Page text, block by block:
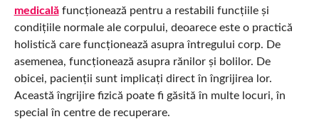
medicalăfuncționează pentru a restabili funcțiile și
condițiile normale ale corpului, deoarece este o practică
holistică care funcționează asupra întregului corp. De
asemenea, funcționează asupra rănilor și bolilor. De
obicei, pacienții sunt implicați direct în îngrijirea lor.
Această îngrijire fizică poate fi găsită în multe locuri, în
special în centre de recuperare.